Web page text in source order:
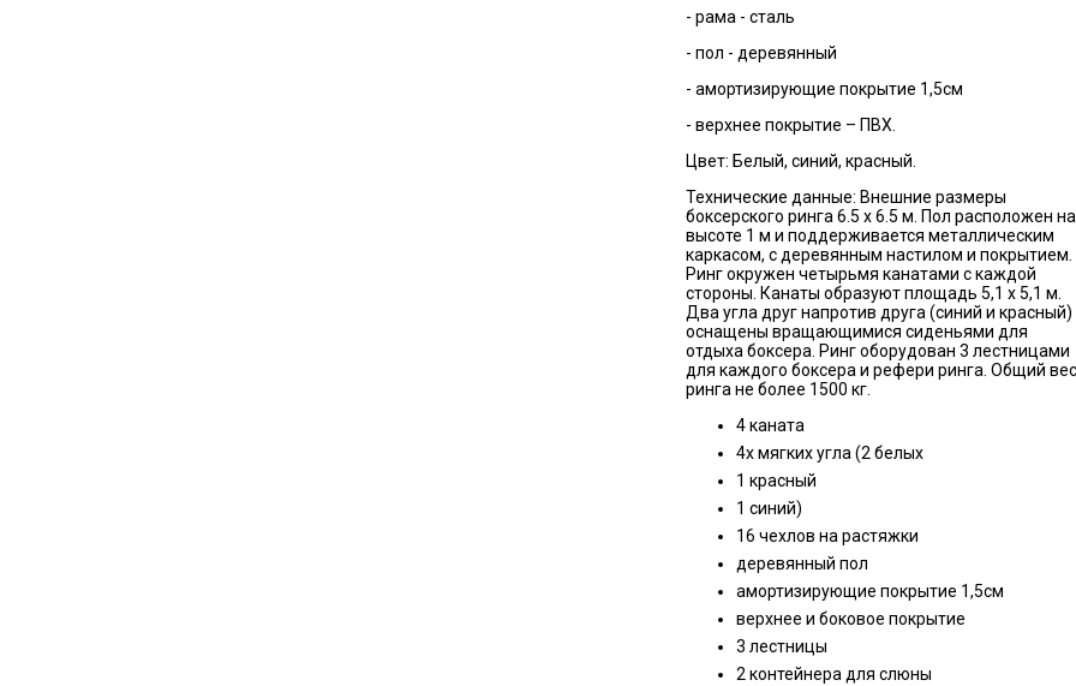
- рама - сталь
- пол - деревянный
- амортизирующие покрытие 1,5см
- верхнее покрытие – ПВХ.
Цвет: Белый, синий, красный.
Технические данные: Внешние размеры
боксерского ринга 6.5 x 6.5 м. Пол расположен на
высоте 1 м и поддерживается металлическим
каркасом, с деревянным настилом и покрытием.
Ринг окружен четырьмя канатами с каждой
стороны. Канаты образуют площадь 5,1 х 5,1 м.
Два угла друг напротив друга (синий и красный)
оснащены вращающимися сиденьями для
отдыха боксера. Ринг оборудован 3 лестницами
для каждого боксера и рефери ринга. Общий вес
ринга не более 1500 кг.
4 каната
4х мягких угла (2 белых
1 красный
1 синий)
16 чехлов на растяжки
деревянный пол
амортизирующие покрытие 1,5см
верхнее и боковое покрытие
3 лестницы
2 контейнера для слюны